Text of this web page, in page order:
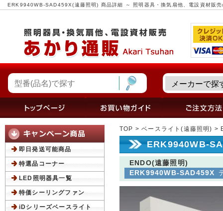
ERK9940WB-SAD459X(遠藤照明) 商品詳細 ～ 照明器具・換気扇他、電設資材販売
TOP >ベースライト(遠藤照明) >
ERK9940WB-
ENDO(遠藤照明)
ERK9940WB-SAD459X
即日発送可能商品
特選品コーナー
LED照明器具一覧
特価シーリングファン
iDシリーズベースライト